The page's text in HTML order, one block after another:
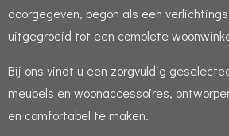
doorgegeven, begon als een
uitgegroeid tot een complete
Bij ons vindt u een zorgvuldig
meubels en woonaccessoires,
en comfortabel te maken.